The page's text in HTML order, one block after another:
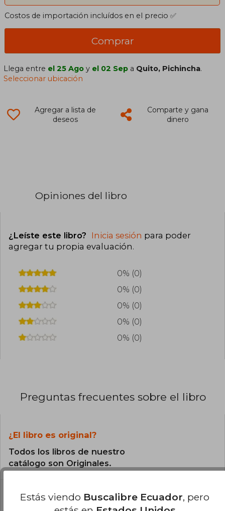
Costos de importación incluídos en el precio ✅
Comprar
Llega entre el 25 Ago y el 02 Sep a Quito, Pichincha.
Seleccionar ubicación
Agregar a lista de
deseos
Comparte y gana
dinero
Opiniones del libro
¿Leíste este libro? Inicia sesión para poder
agregar tu propia evaluación.
0% (0)
0% (0)
0% (0)
0% (0)
0% (0)
Preguntas frecuentes sobre el libro
¿El libro es original?
Todos los libros de nuestro
catálogo son Originales.
¿En qué Idioma está escrito el
libro?
Estás viendo Buscalibre Ecuador, pero